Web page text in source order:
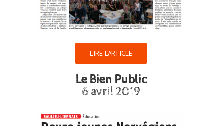
LIRE L’ARTICLE
Le Bien Public
6 avril 2019